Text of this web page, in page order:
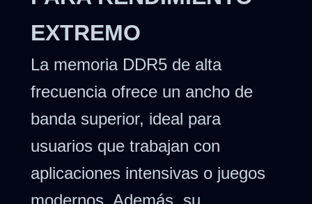
EXTREMO
La memoria DDR5 de alta
frecuencia ofrece un ancho de
banda superior, ideal para
usuarios que trabajan con
aplicaciones intensivas o juegos
modernos. Además, su